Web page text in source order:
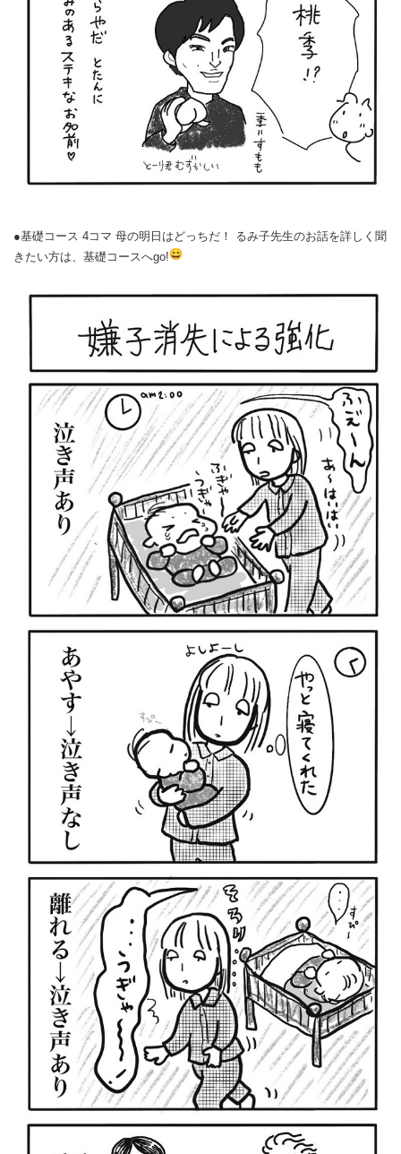
●基礎コース 4コマ 母の明日はどっちだ！ るみ子先生のお話を詳しく聞
きたい方は、基礎コースへgo!